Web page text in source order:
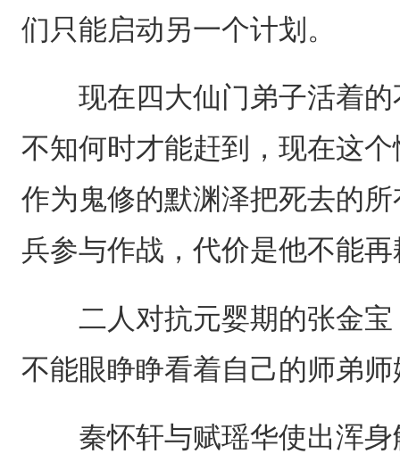
们只能启动另一个计划。
现在四大仙门弟子活着的
不知何时才能赶到，现在这
作为鬼修的默渊泽把死去的
兵参与作战，代价是他不能
二人对抗元婴期的张金宝
不能眼睁睁看着自己的师弟
秦怀轩与赋瑶华使出浑身